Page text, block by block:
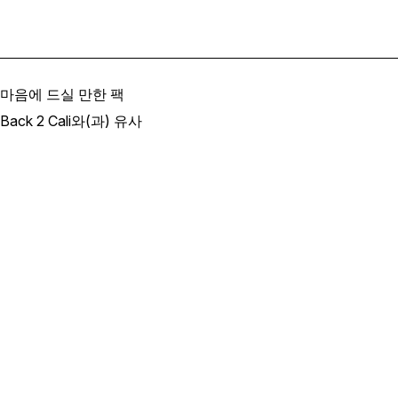
마음에 드실 만한 팩
Back 2 Cali와(과) 유사